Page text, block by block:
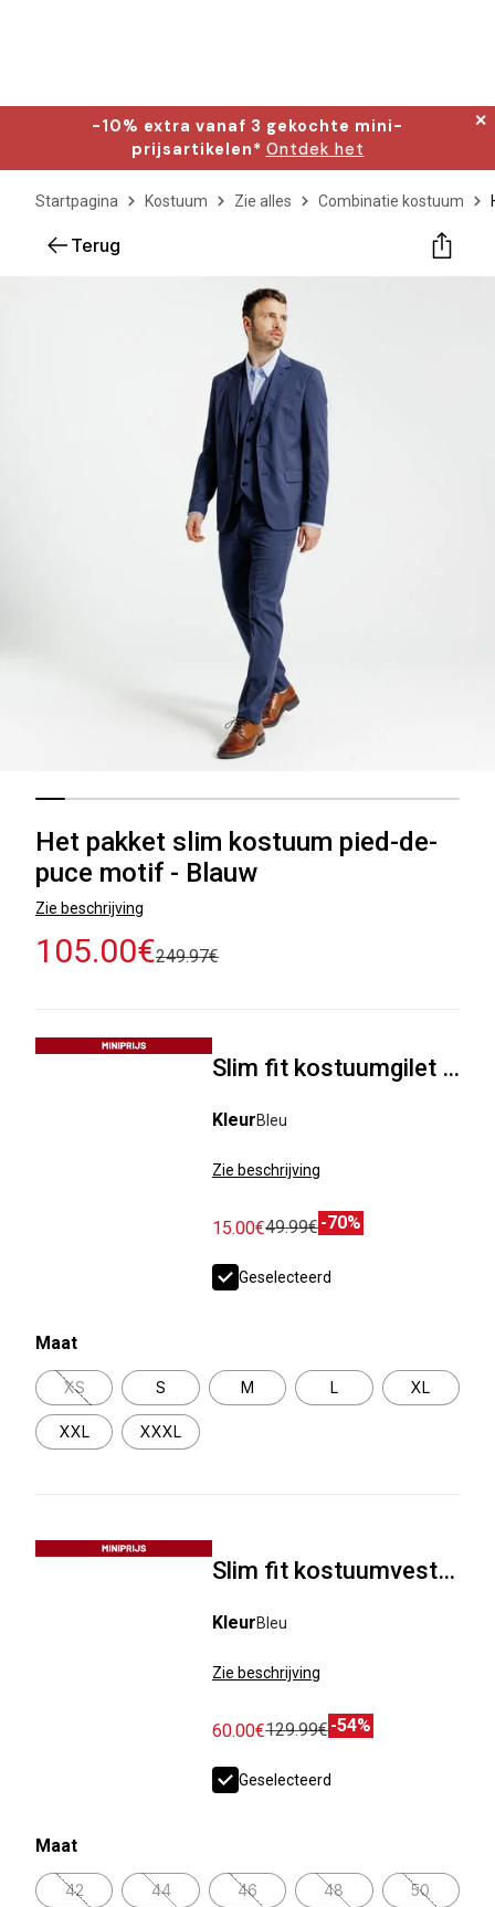
-10% extra vanaf 3 gekochte mini-
prijsartikelen* Ontdek het
✕
Startpagina Kostuum Zie alles Combinatie kostuum
Terug
Het pakket slim kostuum pied-de-
puce motif - Blauw
Zie beschrijving
105.00€249.97€
Slim fit kostuumgilet met pied-de-puce-motief
KleurBleu
Zie beschrijving
15.00€49.99€-70%
Geselecteerd
Maat
XS S M L XL
XXL XXXL
Slim fit kostuumvest met pied-de-puce-motief
KleurBleu
Zie beschrijving
60.00€129.99€-54%
Geselecteerd
Maat
42 44 46 48 50